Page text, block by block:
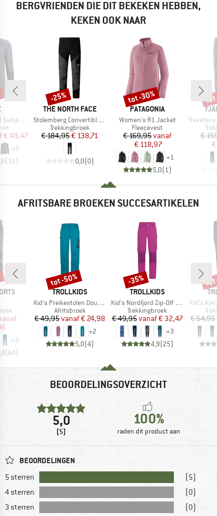
BERGVRIENDEN DIE DIT BEKEKEN HEBBEN,
KEKEN OOK NAAR
L/S
prijs
€ 49,47
+3
(31 )
MERK
THE NORTH FACE
Artikel
Stolemberg Convertible Slim Tapered Pants
Productgroep
Trekkingbroek
Prijs
€ 184,95Verlaagde prijs
€ 138,71
0,0(0)
Korting
-25%
MERK
PATAGONIA
Artikel
Women's R1 Jacket
Productgroep
Fleecevest
Prijs
€ 169,95Verlaagde prijs
vanaf
€ 118,97
+1
5,0(1 )
Korting
tot -30%
Artikel
Travellers
€
AFRITSBARE BROEKEN SUCCESARTIKELEN
prijs
+3
(64)
MERK
TROLLKIDS
Artikel
Kid's Preikestolen Double Zip-Off Pants
Productgroep
Afritsbroek
Prijs
€ 49,95 Verlaagde prijs
vanaf€ 24,98
+2
5,0(4)
Korting
tot -50%
MERK
TROLLKIDS
Artikel
Kid's Nordfjord Zip-Off Pants Slim Fit
Productgroep
Trekkingbroek
Prijs
€ 49,95 Verlaagde prijs
vanaf€ 32,47
+3
4,9(25)
Korting
-35%
Artikel
Kid's
€ 54,95
BEOORDELINGSOVERZICHT
5,0
(5)
100%
raden dit product aan
BEOORDELINGEN
5 sterren
(5)
4 sterren
(0)
3 sterren
(0)